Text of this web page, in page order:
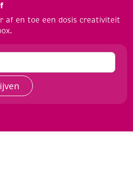
af en toe een dosis creativiteit